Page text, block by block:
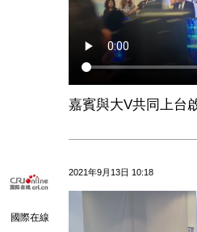
嘉賓與大V共同上台
國際在線
2021年9月13日 10:18